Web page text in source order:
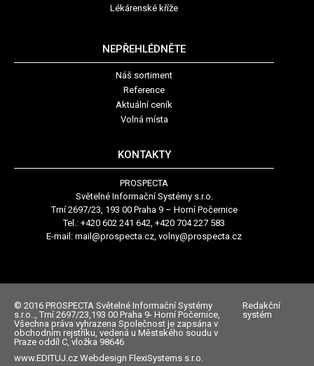
Lékárenské kříže
NEPŘEHLÉDNĚTE
Náš sortiment
Reference
Aktuální ceník
Volná místa
KONTAKTY
PROSPECTA
Světelné Informační Systémy s.r.o.
Trní 2697/23, 193 00 Praha 9 – Horní Počernice
Tel.: +420 602 241 642, +420 704 227 583
E-mail: mail@prospecta.cz, volny@prospecta.cz
© 2016 PROSPECTA Světelné Informační Systémy
s.r.o.., Trní 2697/23,193 00 Praha 9- Horní Počernice,
Všechna práva vyhrazena Společnost je zapsána v
obchodním rejstříku, vedená u Městského soudu v
Praze oddíl C, vložka 98646
Redakční
systém
www.EDITUJ.cz Webdesign FlexiSystems s.r.o.